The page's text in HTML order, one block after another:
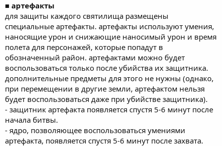
■ артефакты
для защиты каждого святилища размещены
специальные артефакты. артефакты используют умения,
наносящие урон и снижающие наносимый урон и время
полета для персонажей, которые попадут в
обозначенный район. артефактами можно будет
воспользоваться только после убийства их защитника.
дополнительные предметы для этого не нужны (однако,
при перемещении в другие земли, артефактом нельзя
будет воспользоваться даже при убийстве защитника).
- защитник артефакта появляется спустя 5-6 минут после
начала битвы.
- ядро, позволяющее воспользоваться умениями
артефакта, появляется спустя 5-6 минут после захвата.